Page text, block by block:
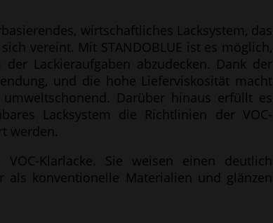
wirtschaftliches Lacksystem, das
vereint. Mit STANDOBLUE ist es möglich,
Lackieraufgaben abzudecken. Dank der
und die hohe Lieferviskosität macht
Darüber hinaus erfüllt es
Lacksystem die Richtlinien der VOC-
werden.
Klarlacke. Sie weisen einen deutlich
als konventionelle Materialien und glänzen